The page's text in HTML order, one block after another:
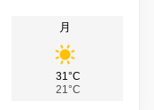
月
31°C
21°C